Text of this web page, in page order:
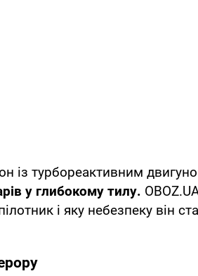
із турбореактивним
у глибокому тилу.
і яку небезпеку він